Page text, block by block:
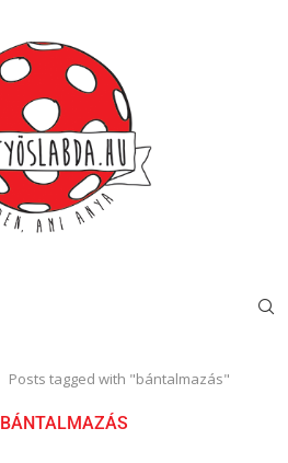
Posts tagged with "bántalmazás"
BÁNTALMAZÁS